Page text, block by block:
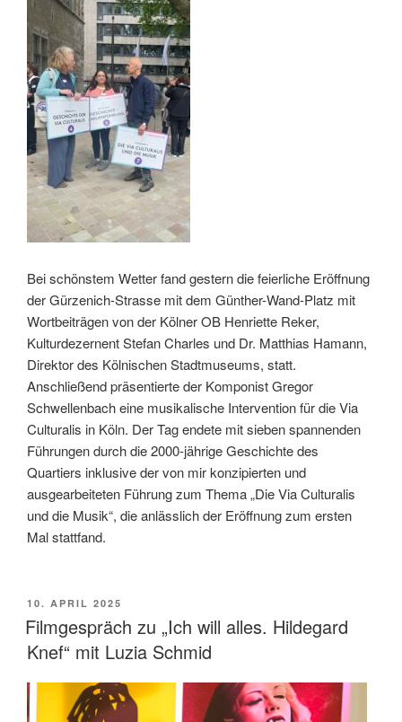
Bei schönstem Wetter fand gestern die feierliche Eröffnung
der Gürzenich-Strasse mit dem Günther-Wand-Platz mit
Wortbeiträgen von der Kölner OB Henriette Reker,
Kulturdezernent Stefan Charles und Dr. Matthias Hamann,
Direktor des Kölnischen Stadtmuseums, statt.
Anschließend präsentierte der Komponist Gregor
Schwellenbach eine musikalische Intervention für die Via
Culturalis in Köln. Der Tag endete mit sieben spannenden
Führungen durch die 2000-jährige Geschichte des
Quartiers inklusive der von mir konzipierten und
ausgearbeiteten Führung zum Thema „Die Via Culturalis
und die Musik“, die anlässlich der Eröffnung zum ersten
Mal stattfand.
VERÖFFENTLICHT
AM
10. APRIL 2025
Filmgespräch zu „Ich will alles. Hildegard
Knef“ mit Luzia Schmid